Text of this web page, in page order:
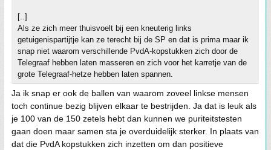
[..]
Als ze zich meer thuisvoelt bij een kneuterig links
getuigenispartijtje kan ze terecht bij de SP en dat is prima maar ik
snap niet waarom verschillende PvdA-kopstukken zich door de
Telegraaf hebben laten masseren en zich voor het karretje van de
grote Telegraaf-hetze hebben laten spannen.
Ja ik snap er ook de ballen van waarom zoveel linkse mensen
toch continue bezig blijven elkaar te bestrijden. Ja dat is leuk als
je 100 van de 150 zetels hebt dan kunnen we puriteitstesten
gaan doen maar samen sta je overduidelijk sterker. In plaats van
dat die PvdA kopstukken zich inzetten om dan positieve